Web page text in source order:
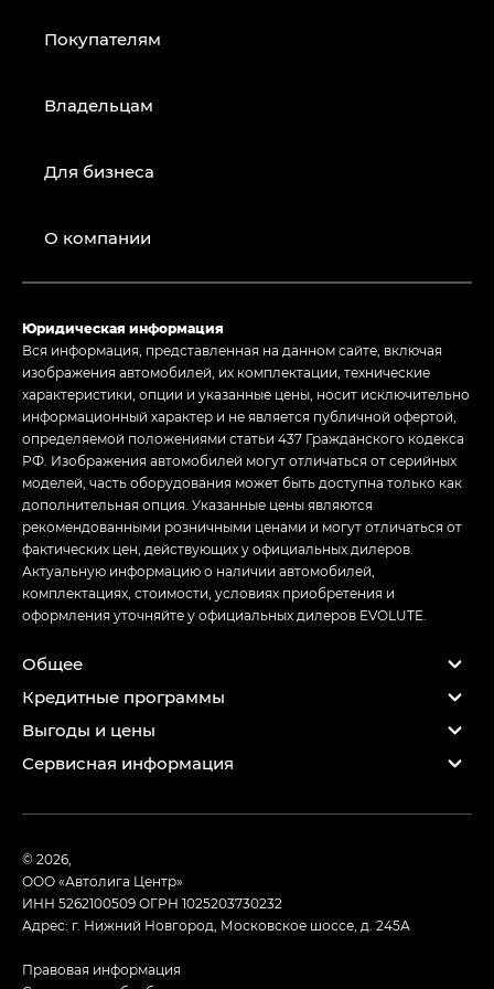
Покупателям
Владельцам
Для бизнеса
О компании
Юридическая информация
Вся информация, представленная на данном сайте, включая
изображения автомобилей, их комплектации, технические
характеристики, опции и указанные цены, носит исключительно
информационный характер и не является публичной офертой,
определяемой положениями статьи 437 Гражданского кодекса
РФ. Изображения автомобилей могут отличаться от серийных
моделей, часть оборудования может быть доступна только как
дополнительная опция. Указанные цены являются
рекомендованными розничными ценами и могут отличаться от
фактических цен, действующих у официальных дилеров.
Актуальную информацию о наличии автомобилей,
комплектациях, стоимости, условиях приобретения и
оформления уточняйте у официальных дилеров EVOLUTE.
Общее
Кредитные программы
Выгоды и цены
Сервисная информация
© 2026,
ООО «Автолига Центр»
ИНН 5262100509ОГРН 1025203730232
Адрес: г. Нижний Новгород, Московское шоссе, д. 245А
Правовая информация